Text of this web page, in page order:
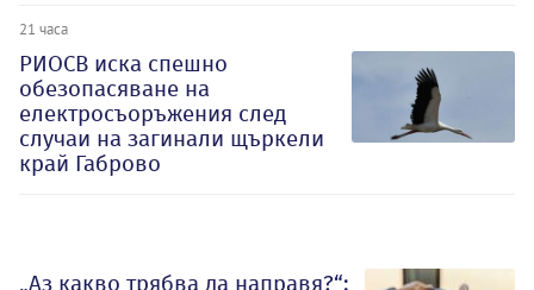
21 часа
РИОСВ иска спешно
обезопасяване на
електросъоръжения след
случаи на загинали щъркели
край Габрово
„Аз какво трябва да направя?“: